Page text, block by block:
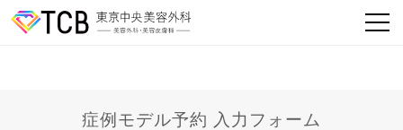
症例モデル予約 入力フォーム